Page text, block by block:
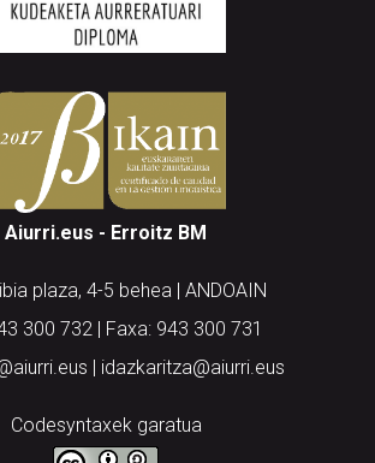
Aiurri.eus - Erroitz BM
plaza, 4-5 behea | ANDOAIN
300 732 | Faxa: 943 300 731
| idazkaritza@aiurri.eus
Codesyntaxek garatua